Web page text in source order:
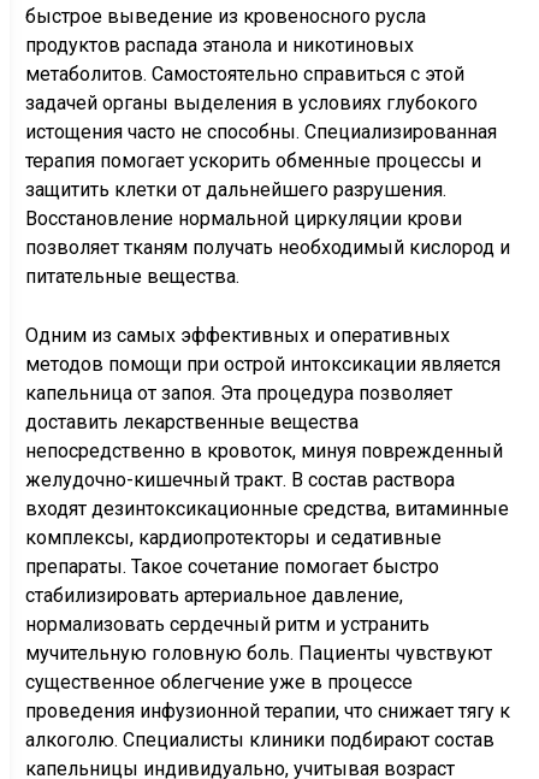
быстрое выведение из кровеносного русла
продуктов распада этанола и никотиновых
метаболитов. Самостоятельно справиться с этой
задачей органы выделения в условиях глубокого
истощения часто не способны. Специализированная
терапия помогает ускорить обменные процессы и
защитить клетки от дальнейшего разрушения.
Восстановление нормальной циркуляции крови
позволяет тканям получать необходимый кислород и
питательные вещества.
Одним из самых эффективных и оперативных
методов помощи при острой интоксикации является
капельница от запоя. Эта процедура позволяет
доставить лекарственные вещества
непосредственно в кровоток, минуя поврежденный
желудочно-кишечный тракт. В состав раствора
входят дезинтоксикационные средства, витаминные
комплексы, кардиопротекторы и седативные
препараты. Такое сочетание помогает быстро
стабилизировать артериальное давление,
нормализовать сердечный ритм и устранить
мучительную головную боль. Пациенты чувствуют
существенное облегчение уже в процессе
проведения инфузионной терапии, что снижает тягу к
алкоголю. Специалисты клиники подбирают состав
капельницы индивидуально, учитывая возраст